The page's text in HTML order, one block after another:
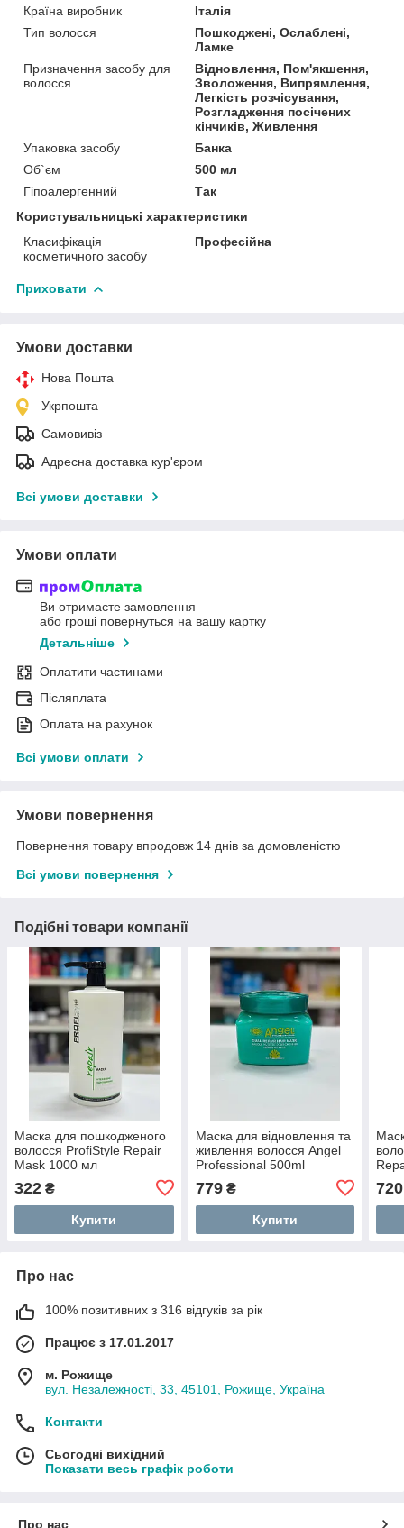
Країна виробник
Італія
Тип волосся
Пошкоджені, Ослаблені,
Ламке
Призначення засобу для
волосся
Відновлення, Пом'якшення,
Зволоження, Випрямлення,
Легкість розчісування,
Розгладження посічених
кінчиків, Живлення
Упаковка засобу
Банка
Об`єм
500 мл
Гіпоалергенний
Так
Користувальницькі характеристики
Класифікація
косметичного засобу
Професійна
Приховати
Умови доставки
Нова Пошта
Укрпошта
Самовивіз
Адресна доставка кур'єром
Всі умови доставки
Умови оплати
Ви отримаєте замовлення
або гроші повернуться на вашу картку
Детальніше
Оплатити частинами
Післяплата
Оплата на рахунок
Всі умови оплати
Умови повернення
Повернення товару впродовж 14 днів за домовленістю
Всі умови повернення
Подібні товари компанії
Маска для пошкодженого
волосся ProfiStyle Repair
Mask 1000 мл
322 ₴
Купити
Маска для відновлення та
живлення волосся Angel
Professional 500ml
779₴
Купити
720
Про нас
100% позитивних з 316 відгуків за рік
Працює з 17.01.2017
м. Рожище
вул. Незалежності, 33, 45101, Рожище, Україна
Контакти
Сьогодні вихідний
Показати весь графік роботи
Про нас